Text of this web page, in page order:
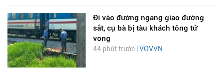
Đi vào đường ngang giao đường
sắt, cụ bà bị tàu khách tông tử
vong
44 phút trước | VOVVN